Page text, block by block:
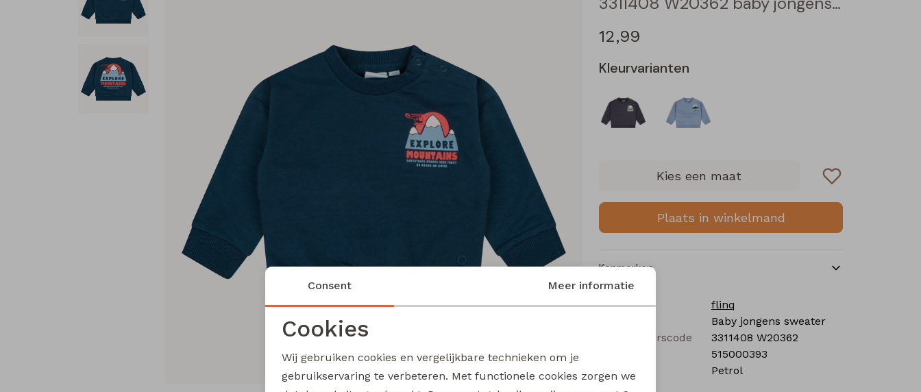
12,99
Kleurvarianten
Kies een maat
Plaats in winkelmand
Kenmerken
Merk
flinq
Baby jongens sweater
Leverancierscode
3311408 W20362
515000393
Kleur
Petrol
Noodzakelijke cookies
Analytische cookies Marketing cookies
Consent Meer informatie
Cookies
Wij gebruiken cookies en vergelijkbare technieken om je
gebruikservaring te verbeteren. Met functionele cookies zorgen we